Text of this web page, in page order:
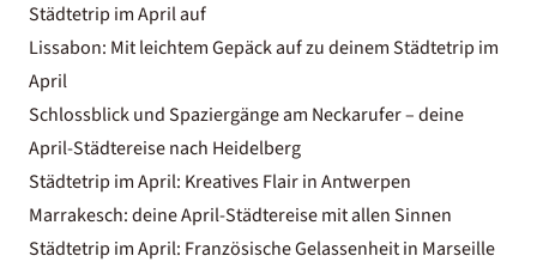
Städtetrip im April auf
Lissabon: Mit leichtem Gepäck auf zu deinem Städtetrip im
April
Schlossblick und Spaziergänge am Neckarufer – deine
April-Städtereise nach Heidelberg
Städtetrip im April: Kreatives Flair in Antwerpen
Marrakesch: deine April-Städtereise mit allen Sinnen
Städtetrip im April: Französische Gelassenheit in Marseille